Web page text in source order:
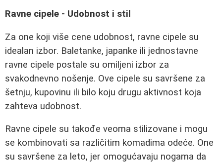
Ravne cipele - Udobnost i stil
Za one koji više cene udobnost, ravne cipele su
idealan izbor. Baletanke, japanke ili jednostavne
ravne cipele postale su omiljeni izbor za
svakodnevno nošenje. Ove cipele su savršene za
šetnju, kupovinu ili bilo koju drugu aktivnost koja
zahteva udobnost.
Ravne cipele su takođe veoma stilizovane i mogu
se kombinovati sa različitim komadima odeće. One
su savršene za leto, jer omogućavaju nogama da